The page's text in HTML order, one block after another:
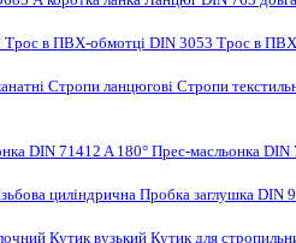
Трос в ПВХ-обмотці DIN 3053 Трос в
Стропи ланцюгові Стропи
DIN 71412 A 180° Прес-масльонка DIN
циліндрична Пробка заглушка DIN
Кутик вузький Кутик для